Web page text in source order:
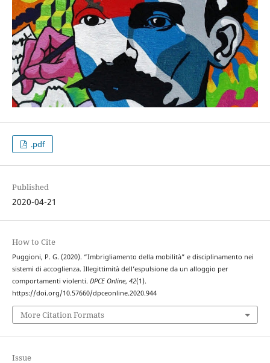
.pdf
Published
2020-04-21
How to Cite
Puggioni, P. G. (2020). “Imbrigliamento della mobilità” e disciplinamento nei
sistemi di accoglienza. Illegittimità dell’espulsione da un alloggio per
comportamenti violenti. DPCE Online, 42(1).
https://doi.org/10.57660/dpceonline.2020.944
More Citation Formats
Issue